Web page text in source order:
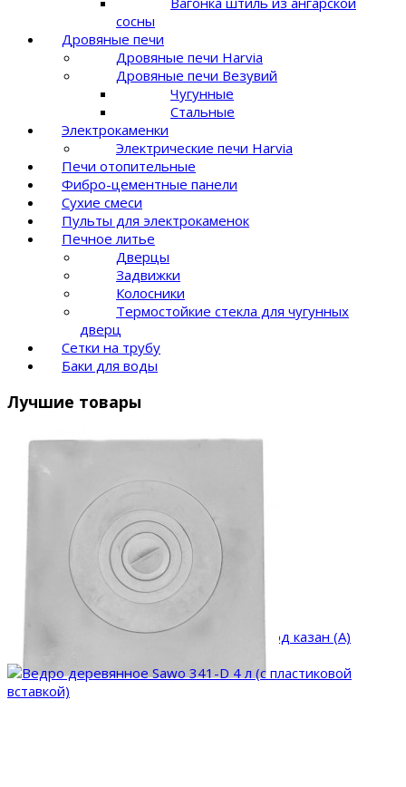
сосны
Дровяные печи
Дровяные печи Harvia
Дровяные печи Везувий
Чугунные
Стальные
Электрокаменки
Электрические печи Harvia
Печи отопительные
Фибро-цементные панели
Сухие смеси
Пульты для электрокаменок
Печное литье
Дверцы
Задвижки
Колосники
Термостойкие стекла для чугунных
дверц
Сетки на трубу
Баки для воды
Лучшие товары
Плита чугунная 1-конф. П1-4, 600*600 под казан (А)